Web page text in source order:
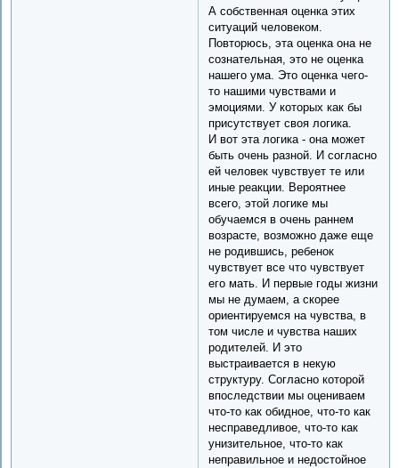
А собственная оценка этих
ситуаций человеком.
Повторюсь, эта оценка она не
сознательная, это не оценка
нашего ума. Это оценка чего-
то нашими чувствами и
эмоциями. У которых как бы
присутствует своя логика.
И вот эта логика - она может
быть очень разной. И согласно
ей человек чувствует те или
иные реакции. Вероятнее
всего, этой логике мы
обучаемся в очень раннем
возрасте, возможно даже еще
не родившись, ребенок
чувствует все что чувствует
его мать. И первые годы жизни
мы не думаем, а скорее
ориентируемся на чувства, в
том числе и чувства наших
родителей. И это
выстраивается в некую
структуру. Согласно которой
впоследствии мы оцениваем
что-то как обидное, что-то как
несправедливое, что-то как
унизительное, что-то как
неправильное и недостойное